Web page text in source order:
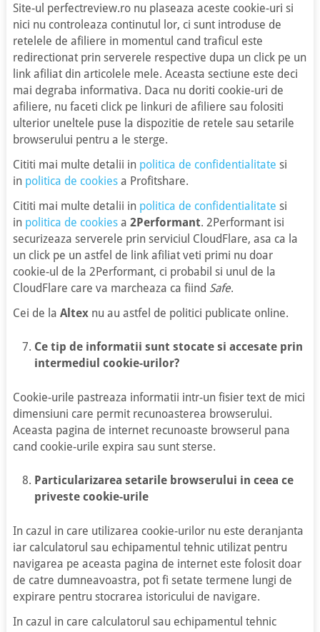
Site-ul perfectreview.ro nu plaseaza aceste cookie-uri si
nici nu controleaza continutul lor, ci sunt introduse de
retelele de afiliere in momentul cand traficul este
redirectionat prin serverele respective dupa un click pe un
link afiliat din articolele mele. Aceasta sectiune este deci
mai degraba informativa. Daca nu doriti cookie-uri de
afiliere, nu faceti click pe linkuri de afiliere sau folositi
ulterior uneltele puse la dispozitie de retele sau setarile
browserului pentru a le sterge.
Cititi mai multe detalii in politica de confidentialitate si
in politica de cookiesa Profitshare.
Cititi mai multe detalii in politica de confidentialitate si
in politica de cookiesa 2Performant. 2Performant isi
securizeaza serverele prin serviciul CloudFlare, asa ca la
un click pe un astfel de link afiliat veti primi nu doar
cookie-ul de la 2Performant, ci probabil si unul de la
CloudFlare care va marcheaza ca fiind Safe.
Cei de la Altexnu au astfel de politici publicate online.
Ce tip de informatii sunt stocate si accesate prin
intermediul cookie-urilor?
Cookie-urile pastreaza informatii intr-un fisier text de mici
dimensiuni care permit recunoasterea browserului.
Aceasta pagina de internet recunoaste browserul pana
cand cookie-urile expira sau sunt sterse.
Particularizarea setarile browserului in ceea ce
priveste cookie-urile
In cazul in care utilizarea cookie-urilor nu este deranjanta
iar calculatorul sau echipamentul tehnic utilizat pentru
navigarea pe aceasta pagina de internet este folosit doar
de catre dumneavoastra, pot fi setate termene lungi de
expirare pentru stocrarea istoricului de navigare.
In cazul in care calculatorul sau echipamentul tehnic